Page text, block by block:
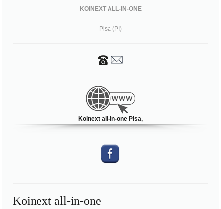
KOINEXT ALL-IN-ONE
Pisa (PI)
Koinext all-in-one Pisa,
Koinext all-in-one